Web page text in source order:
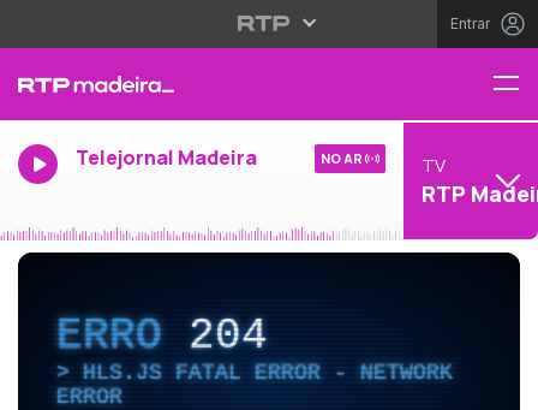
Entrar
Telejornal Madeira NO AR TV
RTP
ERRO204
HLS.JS FATAL ERROR - NETWORK
ERROR